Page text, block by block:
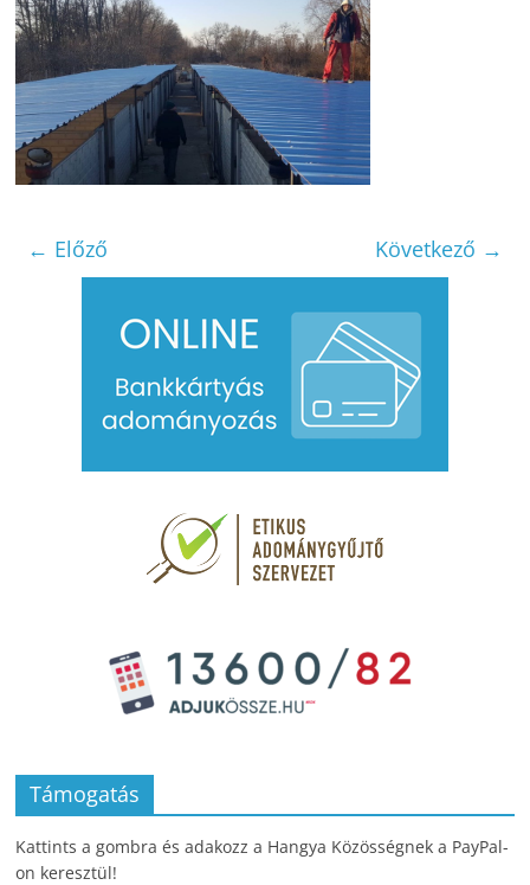
← Előző Következő →
Támogatás
Kattints a gombra és adakozz a Hangya Közösségnek a PayPal-
on keresztül!